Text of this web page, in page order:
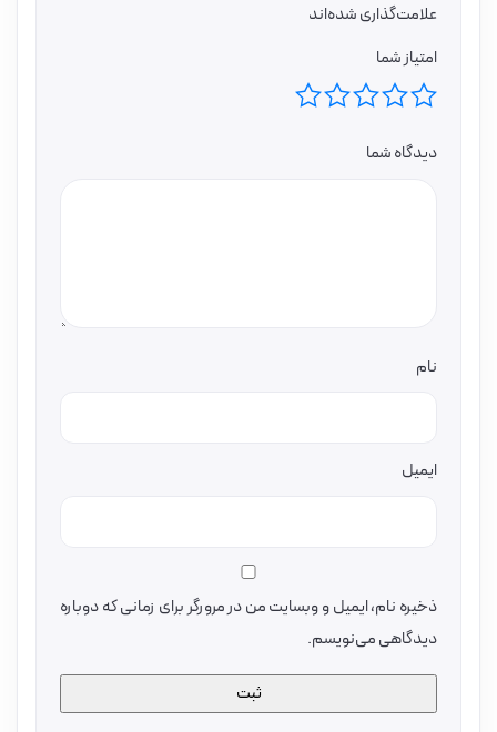
علامت‌گذاری شده‌اند
امتیاز شما
دیدگاه شما
نام
ایمیل
ذخیره نام، ایمیل و وبسایت من در مرورگر برای زمانی که دوباره
دیدگاهی می‌نویسم.